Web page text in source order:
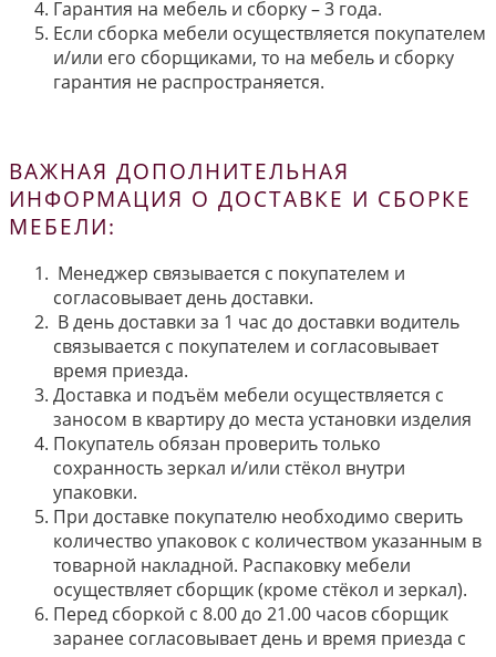
Гарантия на мебель и сборку – 3 года.
Если сборка мебели осуществляется покупателем
и/или его сборщиками, то на мебель и сборку
гарантия не распространяется.
ВАЖНАЯ ДОПОЛНИТЕЛЬНАЯ
ИНФОРМАЦИЯ О ДОСТАВКЕ И СБОРКЕ
МЕБЕЛИ:
Менеджер связывается с покупателем и
согласовывает день доставки.
В день доставки за 1 час до доставки водитель
связывается с покупателем и согласовывает
время приезда.
Доставка и подъём мебели осуществляется с
заносом в квартиру до места установки изделия
Покупатель обязан проверить только
сохранность зеркал и/или стёкол внутри
упаковки.
При доставке покупателю необходимо сверить
количество упаковок с количеством указанным в
товарной накладной. Распаковку мебели
осуществляет сборщик (кроме стёкол и зеркал).
Перед сборкой с 8.00 до 21.00 часов сборщик
заранее согласовывает день и время приезда с